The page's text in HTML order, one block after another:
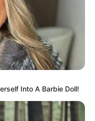
HPV
Into A Barbie Doll!